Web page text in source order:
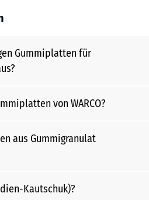
Gummiplatten für
von WARCO?
aus Gummigranulat
Kautschuk)?